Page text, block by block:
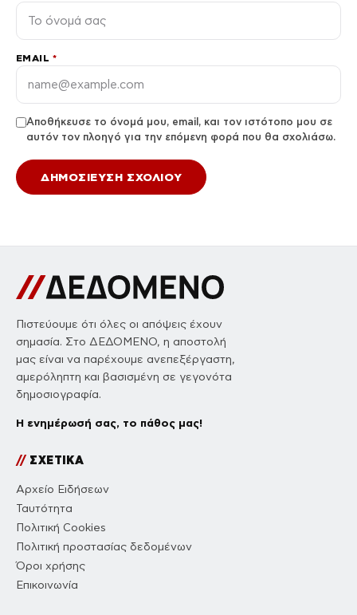
EMAIL *
Αποθήκευσε το όνομά μου, email, και τον ιστότοπο μου σε
αυτόν τον πλοηγό για την επόμενη φορά που θα σχολιάσω.
Πιστεύουμε ότι όλες οι απόψεις έχουν
σημασία. Στο ΔΕΔΟΜΕΝΟ, η αποστολή
μας είναι να παρέχουμε ανεπεξέργαστη,
αμερόληπτη και βασισμένη σε γεγονότα
δημοσιογραφία.
Η ενημέρωσή σας, το πάθος μας!
//ΣΧΕΤΙΚΑ
Αρχείο Ειδήσεων
Ταυτότητα
Πολιτική Cookies
Πολιτική προστασίας δεδομένων
Όροι χρήσης
Επικοινωνία